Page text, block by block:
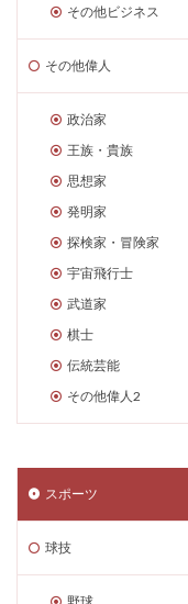
その他ビジネス
その他偉人
政治家
王族・貴族
思想家
発明家
探検家・冒険家
宇宙飛行士
武道家
棋士
伝統芸能
その他偉人2
スポーツ
球技